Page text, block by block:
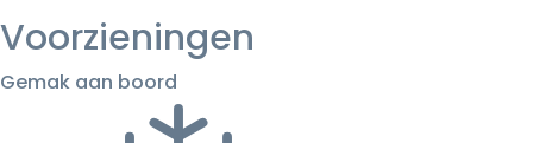
Voorzieningen
Gemak aan boord